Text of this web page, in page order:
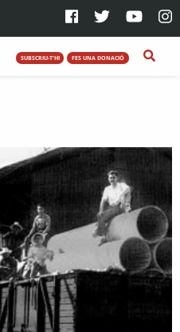
SUBSCRIU-T'HI FES UNA DONACIÓ